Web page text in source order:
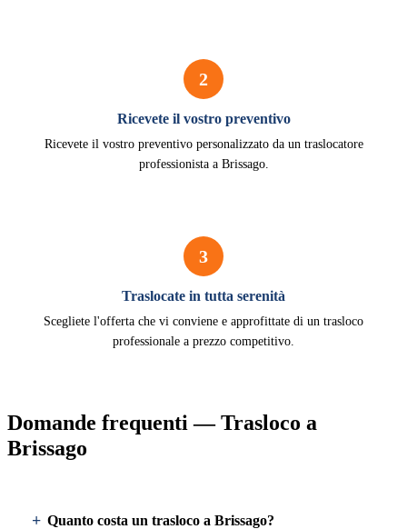
2
Ricevete il vostro preventivo
Ricevete il vostro preventivo personalizzato da un traslocatore
professionista a Brissago.
3
Traslocate in tutta serenità
Scegliete l'offerta che vi conviene e approfittate di un trasloco
professionale a prezzo competitivo.
Domande frequenti — Trasloco a
Brissago
Quanto costa un trasloco a Brissago?